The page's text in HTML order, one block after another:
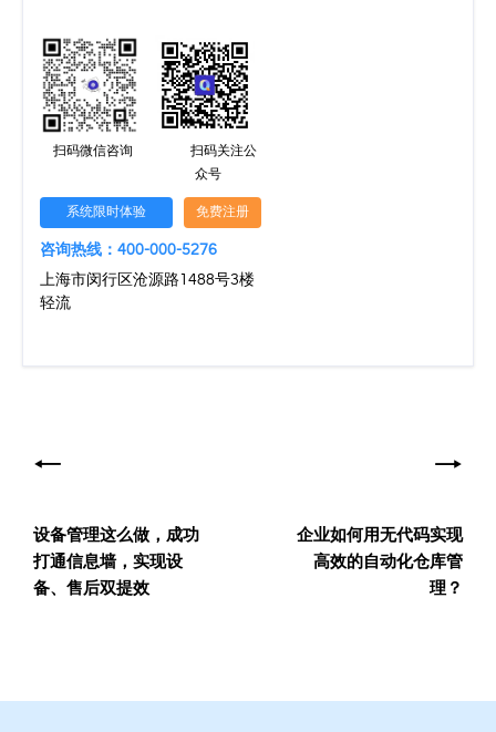
扫码微信咨询
扫码关注公
众号
系统限时体验 免费注册
咨询热线：400-000-5276
上海市闵行区沧源路1488号3楼
轻流
章
导
航设备管理这么做，成功
打通信息墙，实现设
备、售后双提效
企业如何用无代码实现
高效的自动化仓库管
理？